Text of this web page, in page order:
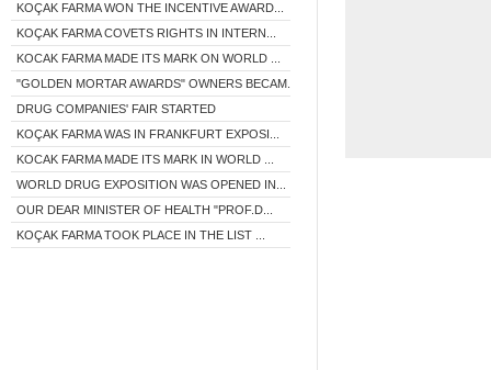
KOÇAK FARMA WON THE INCENTIVE AWARD...
KOÇAK FARMA COVETS RIGHTS IN INTERN...
KOCAK FARMA MADE ITS MARK ON WORLD ...
"GOLDEN MORTAR AWARDS" OWNERS BECAM...
DRUG COMPANIES' FAIR STARTED
KOÇAK FARMA WAS IN FRANKFURT EXPOSI...
KOCAK FARMA MADE ITS MARK IN WORLD ...
WORLD DRUG EXPOSITION WAS OPENED IN...
OUR DEAR MINISTER OF HEALTH "PROF.D...
KOÇAK FARMA TOOK PLACE IN THE LIST ...